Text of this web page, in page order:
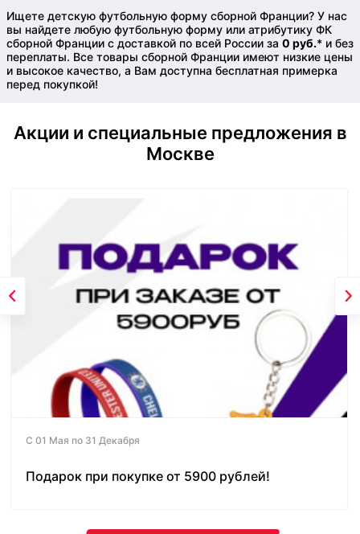
Ищете детскую футбольную форму сборной Франции? У нас
вы найдете любую футбольную форму или атрибутику ФК
сборной Франции с доставкой по всей России за 0 руб.* и без
переплаты. Все товары сборной Франции имеют низкие цены
и высокое качество, а Вам доступна бесплатная примерка
перед покупкой!
Акции и специальные предложения в
Москве
С 01 Мая по 31 Декабря
Подарок при покупке от 5900 рублей!